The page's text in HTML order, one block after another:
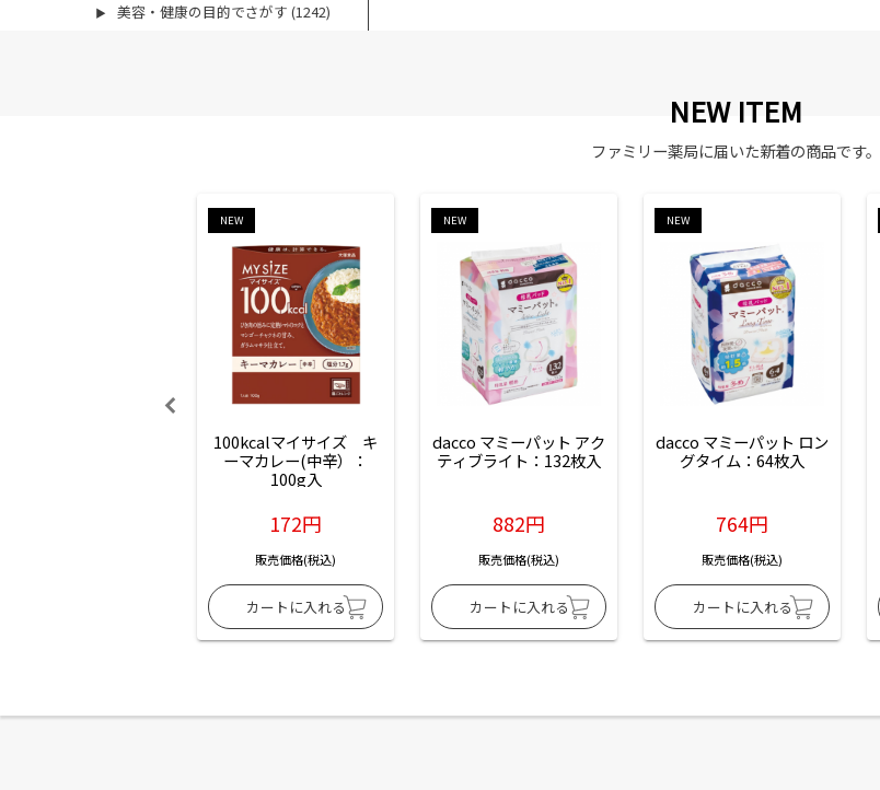
▶ 美容・健康の目的でさがす (1242)
NEW ITEM
ファミリー薬局に届いた新着の商品です。
NEW
100kcalマイサイズ　キ
ーマカレー(中辛）：
100g入
172円
販売価格(税込)
NEW
dacco マミーパット アク
ティブライト：132枚入
882円
販売価格(税込)
NEW
dacco マミーパット ロン
グタイム：64枚入
764円
販売価格(税込)